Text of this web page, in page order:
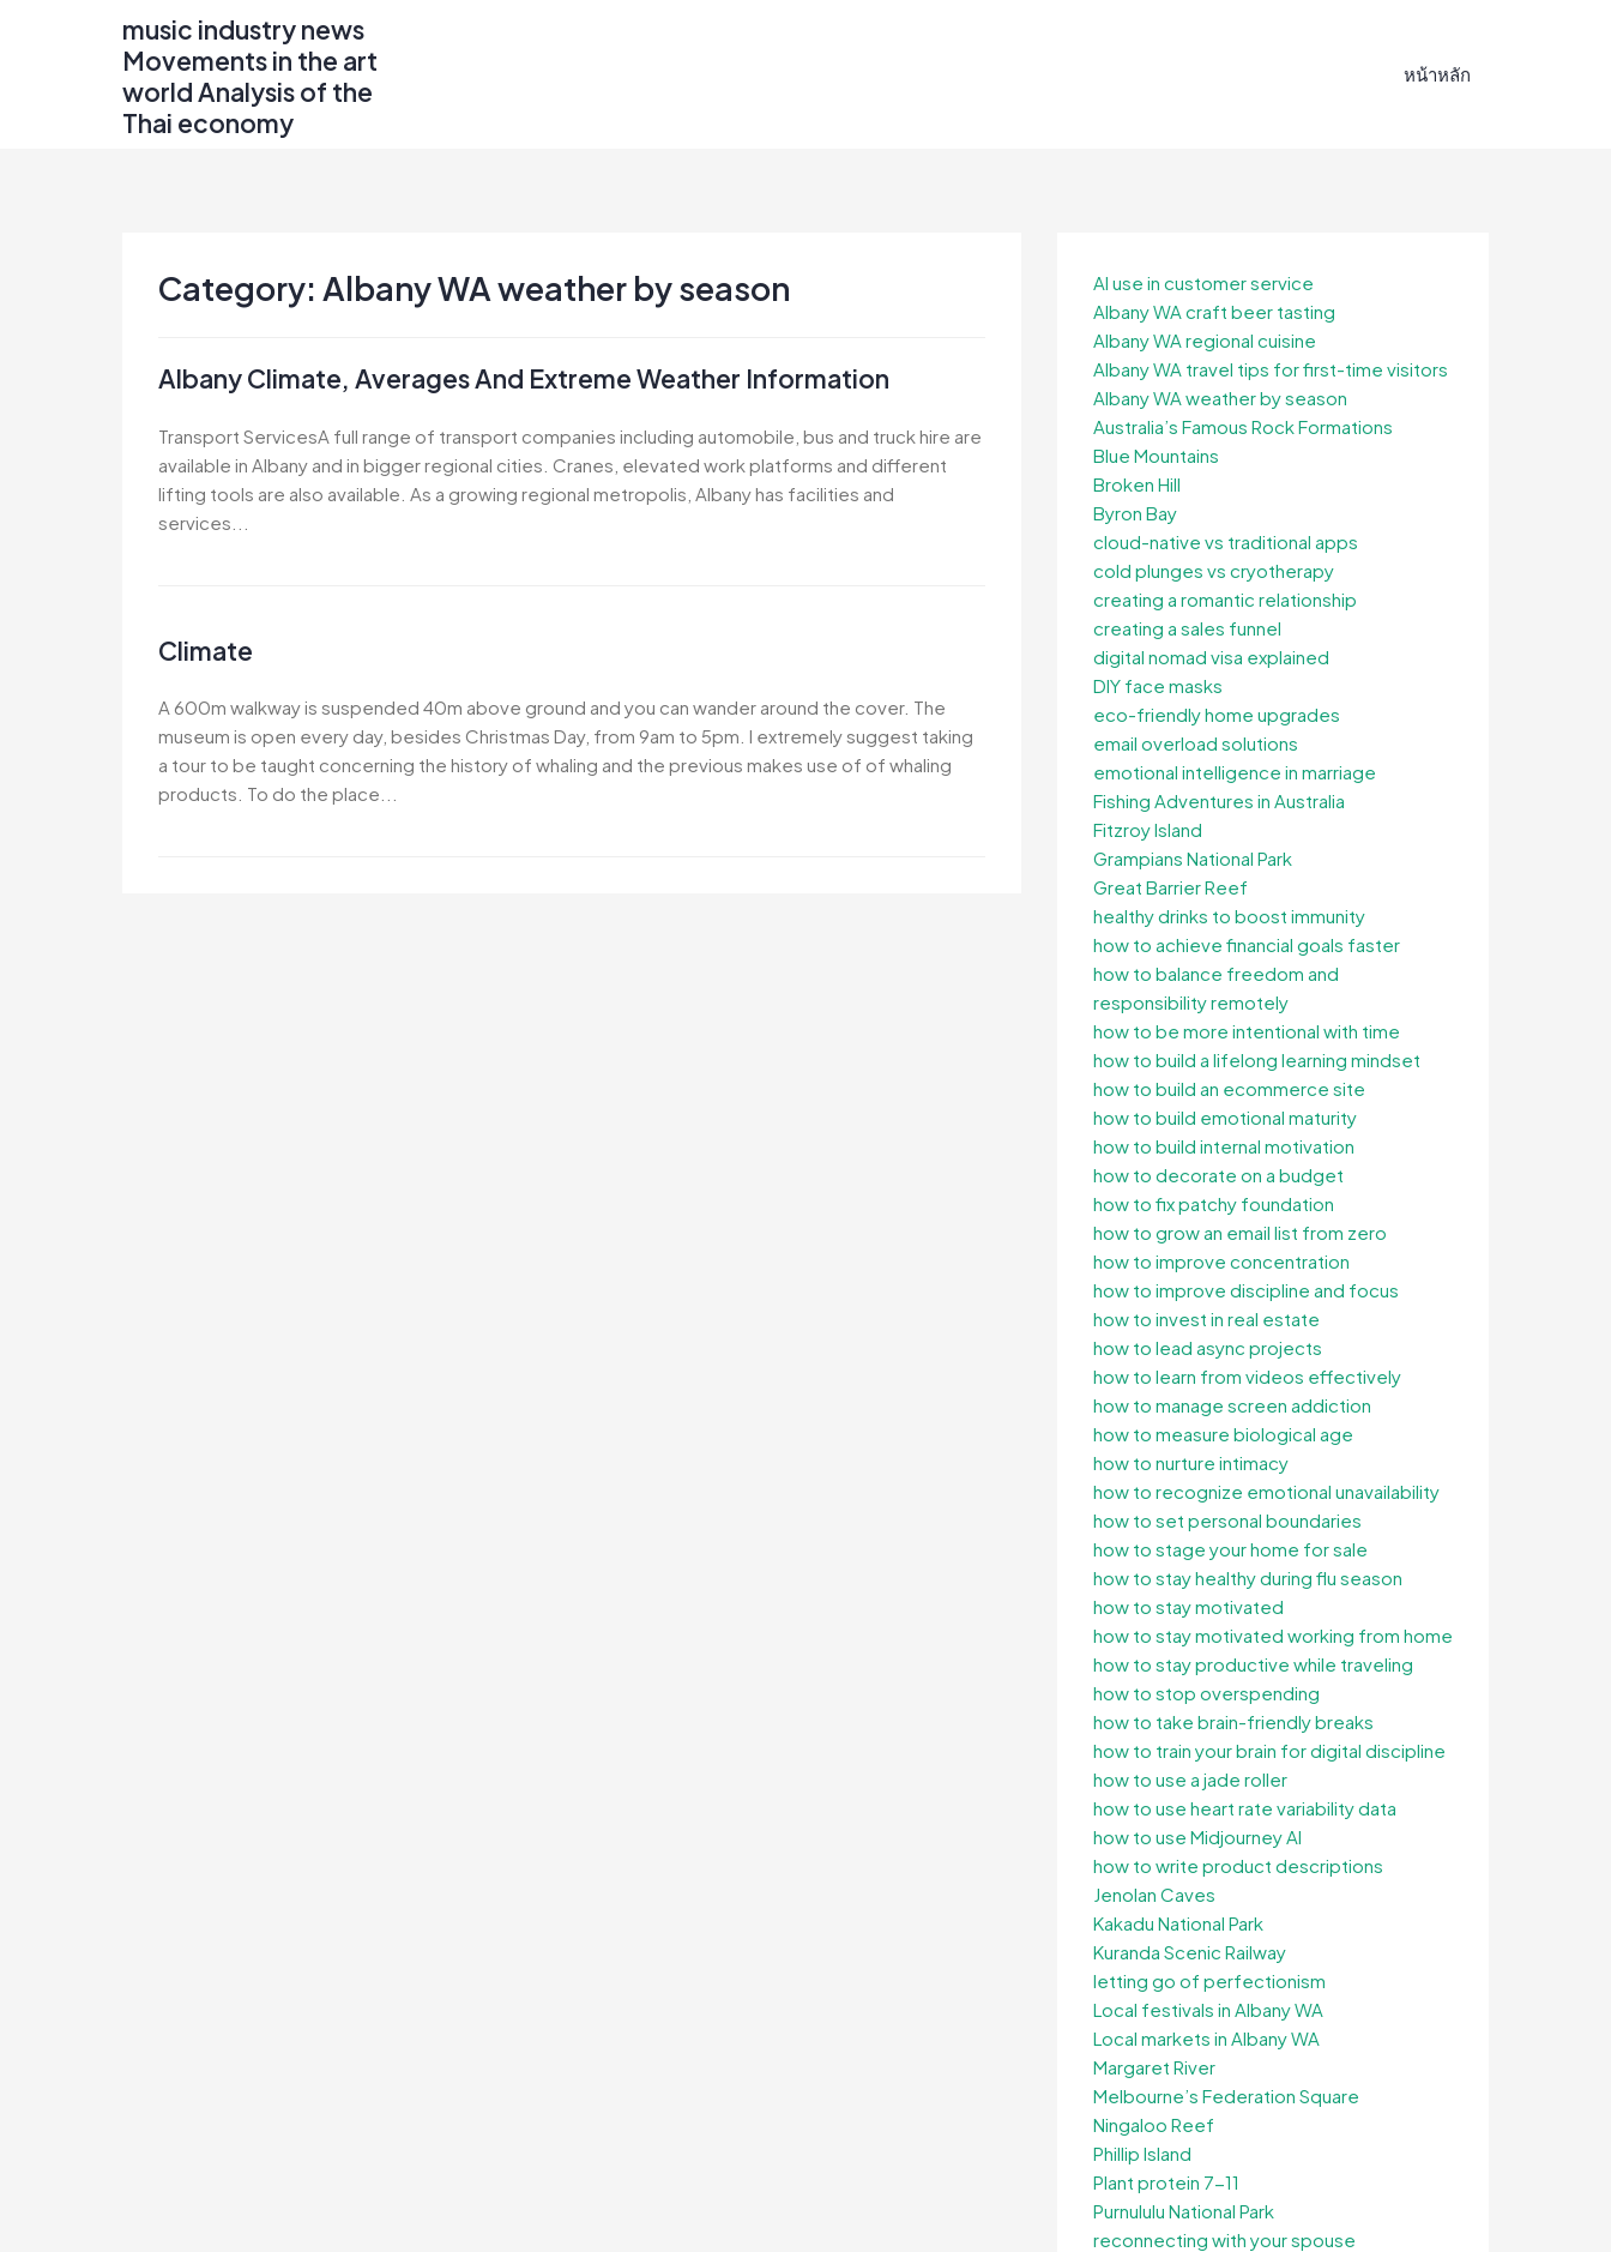
music industry news
Movements in the art
world Analysis of the
Thai economy
หน้าหลัก
Category: Albany WA weather by season
Albany Climate, Averages And Extreme Weather Information
Transport ServicesA full range of transport companies including automobile, bus and truck hire are
available in Albany and in bigger regional cities. Cranes, elevated work platforms and different
lifting tools are also available. As a growing regional metropolis, Albany has facilities and
services...
Climate
A 600m walkway is suspended 40m above ground and you can wander around the cover. The
museum is open every day, besides Christmas Day, from 9am to 5pm. I extremely suggest taking
a tour to be taught concerning the history of whaling and the previous makes use of of whaling
products. To do the place...
AI use in customer service
Albany WA craft beer tasting
Albany WA regional cuisine
Albany WA travel tips for first-time visitors
Albany WA weather by season
Australia’s Famous Rock Formations
Blue Mountains
Broken Hill
Byron Bay
cloud-native vs traditional apps
cold plunges vs cryotherapy
creating a romantic relationship
creating a sales funnel
digital nomad visa explained
DIY face masks
eco-friendly home upgrades
email overload solutions
emotional intelligence in marriage
Fishing Adventures in Australia
Fitzroy Island
Grampians National Park
Great Barrier Reef
healthy drinks to boost immunity
how to achieve financial goals faster
how to balance freedom and
responsibility remotely
how to be more intentional with time
how to build a lifelong learning mindset
how to build an ecommerce site
how to build emotional maturity
how to build internal motivation
how to decorate on a budget
how to fix patchy foundation
how to grow an email list from zero
how to improve concentration
how to improve discipline and focus
how to invest in real estate
how to lead async projects
how to learn from videos effectively
how to manage screen addiction
how to measure biological age
how to nurture intimacy
how to recognize emotional unavailability
how to set personal boundaries
how to stage your home for sale
how to stay healthy during flu season
how to stay motivated
how to stay motivated working from home
how to stay productive while traveling
how to stop overspending
how to take brain-friendly breaks
how to train your brain for digital discipline
how to use a jade roller
how to use heart rate variability data
how to use Midjourney AI
how to write product descriptions
Jenolan Caves
Kakadu National Park
Kuranda Scenic Railway
letting go of perfectionism
Local festivals in Albany WA
Local markets in Albany WA
Margaret River
Melbourne’s Federation Square
Ningaloo Reef
Phillip Island
Plant protein 7-11
Purnululu National Park
reconnecting with your spouse